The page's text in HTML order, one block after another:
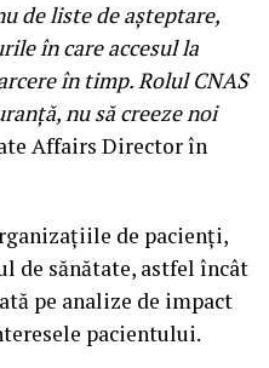
de liste de așteptare,
în care accesul la
în timp. Rolul CNAS
nu să creeze noi
Affairs Director în
de pacienți,
de sănătate, astfel încât
pe analize de impact
pacientului.